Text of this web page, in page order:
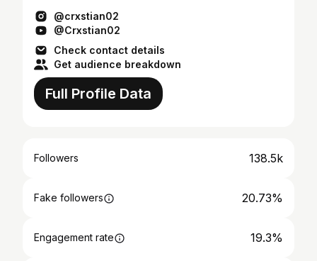
@crxstian02
@Crxstian02
Check contact details
Get audience breakdown
Full Profile Data
Followers 138.5k
Fake followers 20.73%
Engagement rate 19.3%